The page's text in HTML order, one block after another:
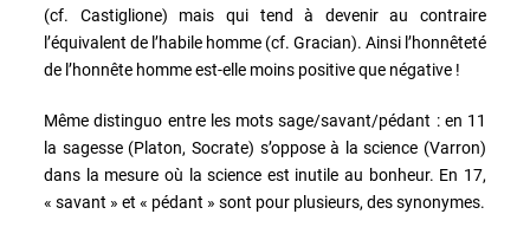
(cf. Castiglione) mais qui tend à devenir au contraire
l’équivalent de l’habile homme (cf. Gracian). Ainsi l’honnêteté
de l’honnête homme est-elle moins positive que négative !
Même distinguo entre les mots sage/savant/pédant : en 11
la sagesse (Platon, Socrate) s’oppose à la science (Varron)
dans la mesure où la science est inutile au bonheur. En 17,
« savant » et « pédant » sont pour plusieurs, des synonymes.